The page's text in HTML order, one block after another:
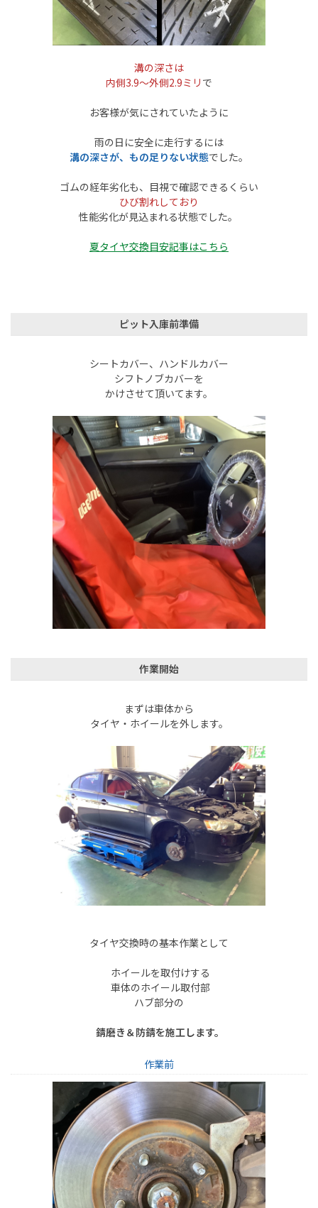
溝の深さは
内側3.9～外側2.9ミリ で
お客様が気にされていたように
雨の日に安全に走行するには
溝の深さが、もの足りない状態でした。
ゴムの経年劣化も、目視で確認できるくらい
ひび割れしており
性能劣化が見込まれる状態でした。
夏タイヤ交換目安記事はこちら
ピット入庫前準備
シートカバー、ハンドルカバー
シフトノブカバーを
かけさせて頂いてます。
作業開始
まずは車体から
タイヤ・ホイールを外します。
タイヤ交換時の基本作業として
ホイールを取付けする
車体のホイール取付部
ハブ部分の
錆磨き＆防錆を施工します。
作業前